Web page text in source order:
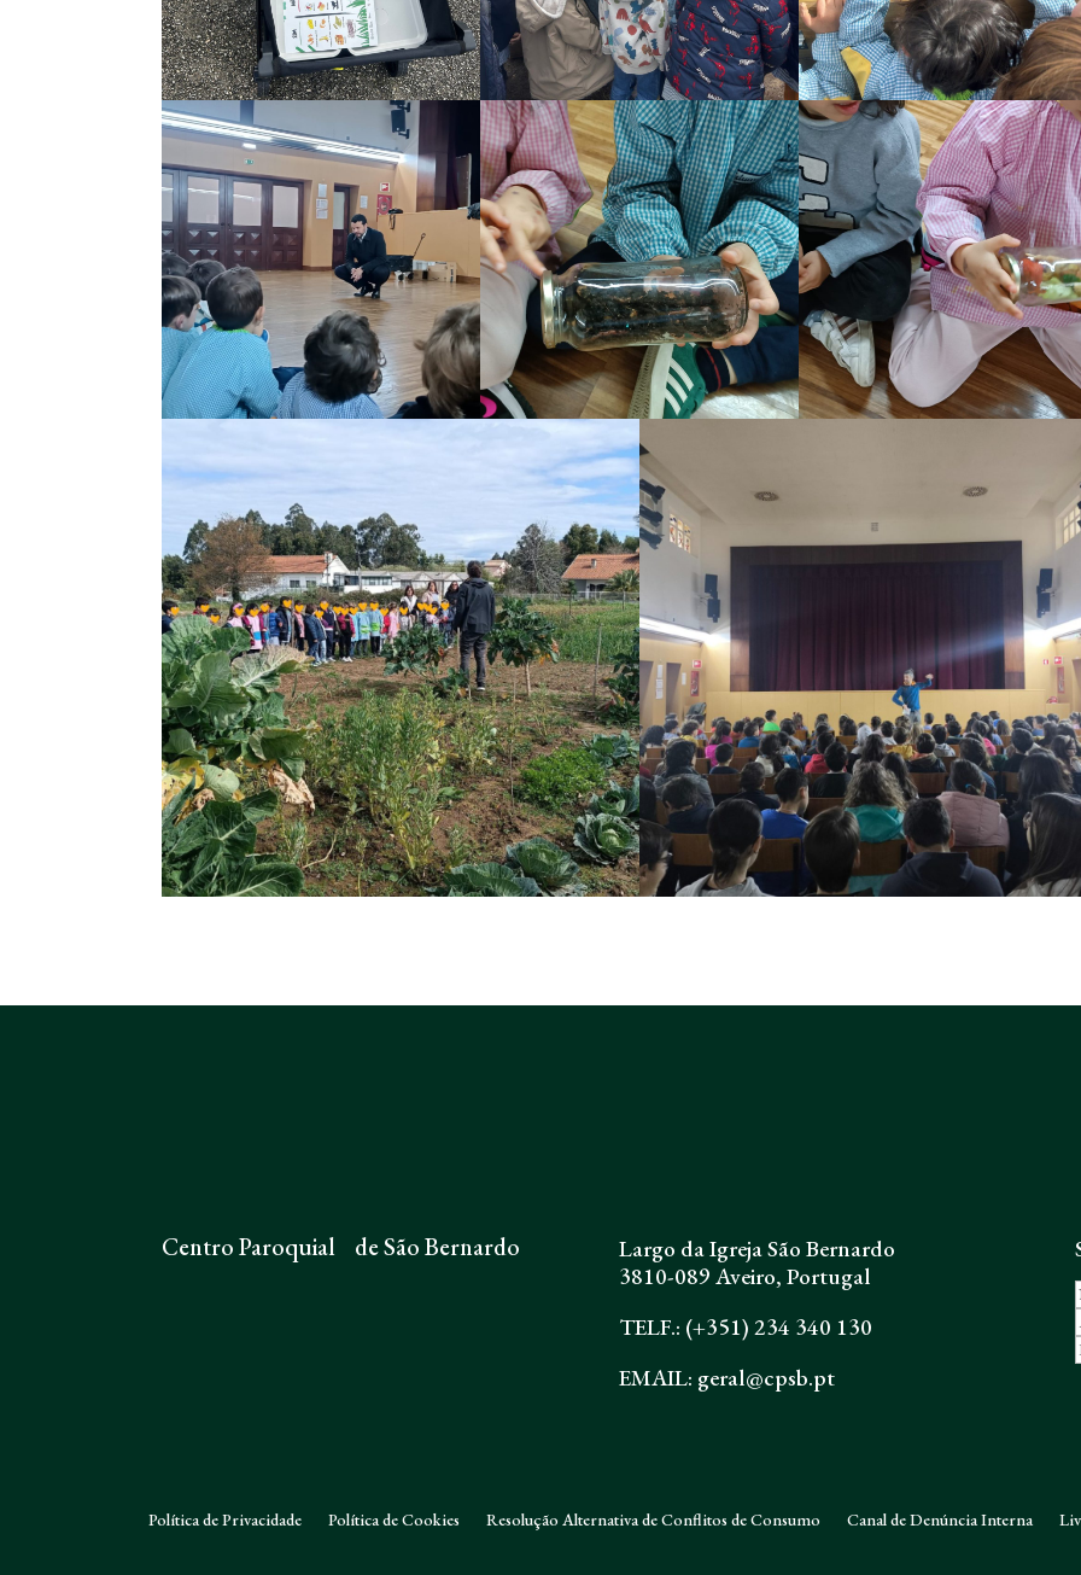
Centro Paroquial de São Bernardo
Largo da Igreja São Bernardo
3810-089 Aveiro, Portugal
TELF.: (+351) 234 340 130
EMAIL: geral@cpsb.pt
Política de Privacidade Política de Cookies Resolução Alternativa de Conflitos de Consumo Canal de Denúncia Interna